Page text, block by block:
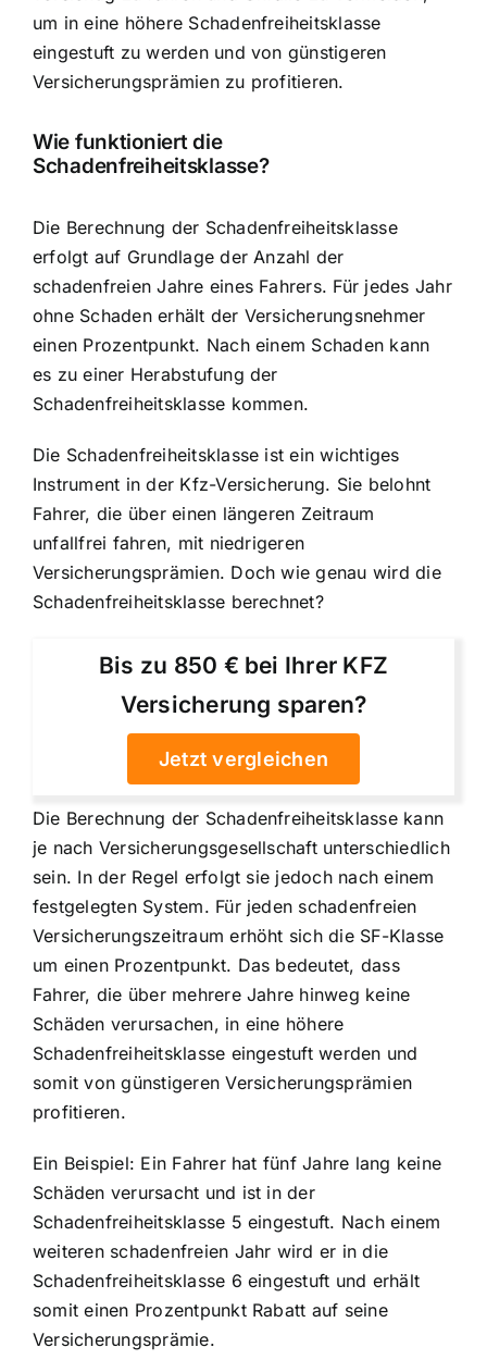
um in eine höhere Schadenfreiheitsklasse
eingestuft zu werden und von günstigeren
Versicherungsprämien zu profitieren.
Wie funktioniert die
Schadenfreiheitsklasse?
Die Berechnung der Schadenfreiheitsklasse
erfolgt auf Grundlage der Anzahl der
schadenfreien Jahre eines Fahrers. Für jedes Jahr
ohne Schaden erhält der Versicherungsnehmer
einen Prozentpunkt. Nach einem Schaden kann
es zu einer Herabstufung der
Schadenfreiheitsklasse kommen.
Die Schadenfreiheitsklasse ist ein wichtiges
Instrument in der Kfz-Versicherung. Sie belohnt
Fahrer, die über einen längeren Zeitraum
unfallfrei fahren, mit niedrigeren
Versicherungsprämien. Doch wie genau wird die
Schadenfreiheitsklasse berechnet?
Bis zu 850 € bei Ihrer KFZ
Versicherung sparen?
Jetzt vergleichen
Die Berechnung der Schadenfreiheitsklasse kann
je nach Versicherungsgesellschaft unterschiedlich
sein. In der Regel erfolgt sie jedoch nach einem
festgelegten System. Für jeden schadenfreien
Versicherungszeitraum erhöht sich die SF-Klasse
um einen Prozentpunkt. Das bedeutet, dass
Fahrer, die über mehrere Jahre hinweg keine
Schäden verursachen, in eine höhere
Schadenfreiheitsklasse eingestuft werden und
somit von günstigeren Versicherungsprämien
profitieren.
Ein Beispiel: Ein Fahrer hat fünf Jahre lang keine
Schäden verursacht und ist in der
Schadenfreiheitsklasse 5 eingestuft. Nach einem
weiteren schadenfreien Jahr wird er in die
Schadenfreiheitsklasse 6 eingestuft und erhält
somit einen Prozentpunkt Rabatt auf seine
Versicherungsprämie.